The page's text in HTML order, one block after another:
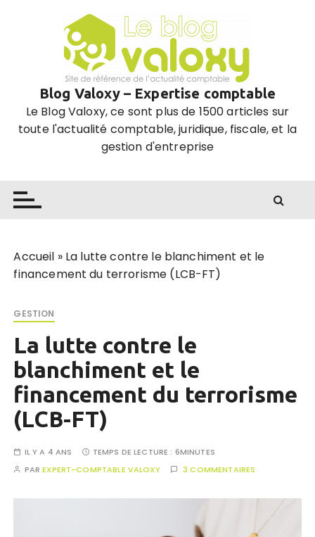
Blog Valoxy – Expertise comptable
Le Blog Valoxy, ce sont plus de 1500 articles sur
toute l'actualité comptable, juridique, fiscale, et la
gestion d'entreprise
Accueil » La lutte contre le blanchiment et le
financement du terrorisme (LCB-FT)
GESTION
La lutte contre le
blanchiment et le
financement du terrorisme
(LCB-FT)
IL Y A 4 ANS TEMPS DE LECTURE : 6MINUTES
PAREXPERT-COMPTABLE VALOXY 3 COMMENTAIRES